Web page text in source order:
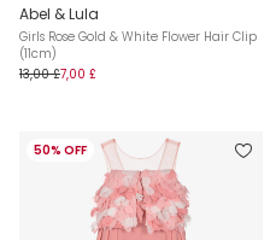
Abel & Lula
Girls Rose Gold & White Flower Hair Clip
(11cm)
13,00 £7,00 £
50% OFF